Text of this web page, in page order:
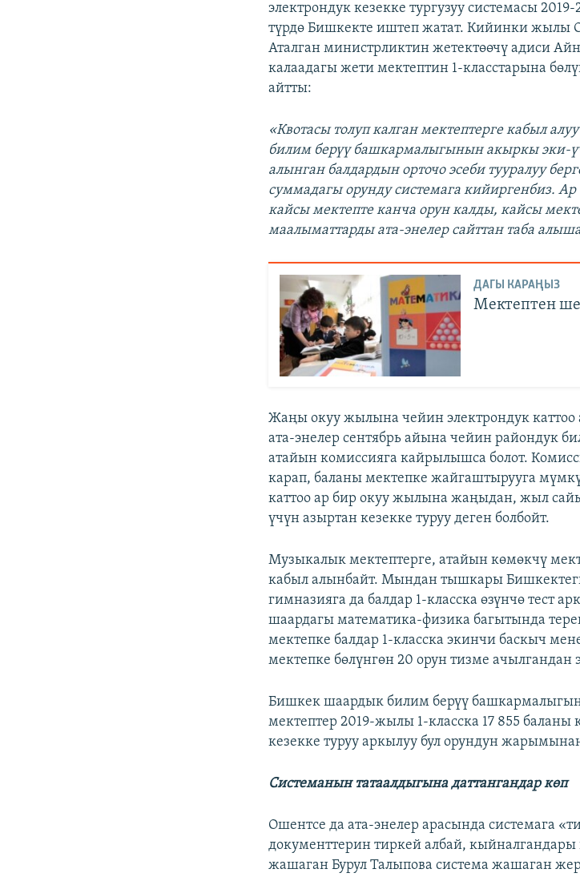
электрондук кезекке тургузуу системасы
түрдө Бишкекте иштеп жатат. Кийинки
Аталган министрликтин жетектөөчү адиси
калаадагы жети мектептин 1-класстарына
айтты:
«Квотасы толуп калган мектептерге кабыл
билим берүү башкармалыгынын акыркы эки-
алынган балдардын орточо эсеби тууралуу
суммадагы орунду системага кийиргенбиз. Ар
кайсы мектепте канча орун калды, кайсы
маалыматтарды ата-энелер сайттан таба
ДАГЫ КАРАҢЫЗ
Мектептен
Жаңы окуу жылына чейин электрондук каттоо
ата-энелер сентябрь айына чейин райондук
атайын комиссияга кайрылышса болот.
карап, баланы мектепке жайгаштырууга
каттоо ар бир окуу жылына жаңыдан, жыл
үчүн азыртан кезекке туруу деген болбойт.
Музыкалык мектептерге, атайын көмөкчү
кабыл алынбайт. Мындан тышкары
гимназияга да балдар 1-класска өзүнчө тест
шаардагы математика-физика багытында
мектепке балдар 1-класска экинчи баскыч
мектепке бөлүнгөн 20 орун тизме ачылгандан
Бишкек шаардык билим берүү
мектептер 2019-жылы 1-класска 17 855 баланы
кезекке туруу аркылуу бул орундун
Системанын татаалдыгына даттангандар көп
Ошентсе да ата-энелер арасында системага
документтерин тиркей албай,
жашаган Бурул Талыпова система жашаган